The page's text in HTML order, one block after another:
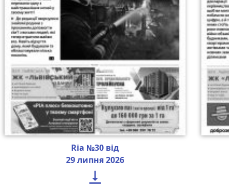
Ria №30 від
29 липня 2026
